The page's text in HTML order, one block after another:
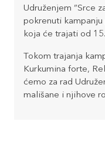
Udruženjem ”Srce
pokrenuti
koja će trajati od
Tokom trajanja
Kurkumina forte,
ćemo za rad
mališane i njihove